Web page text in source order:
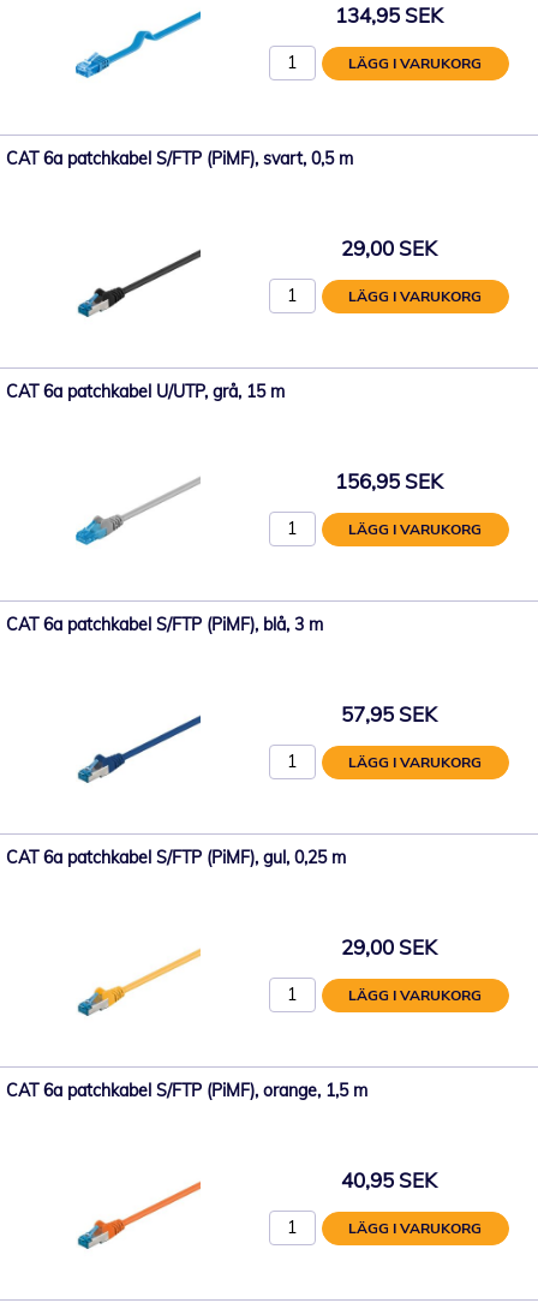
134,95 SEK
LÄGG I VARUKORG
CAT 6a patchkabel S/FTP (PiMF), svart, 0,5 m
29,00 SEK
LÄGG I VARUKORG
CAT 6a patchkabel U/UTP, grå, 15 m
156,95 SEK
LÄGG I VARUKORG
CAT 6a patchkabel S/FTP (PiMF), blå, 3 m
57,95 SEK
LÄGG I VARUKORG
CAT 6a patchkabel S/FTP (PiMF), gul, 0,25 m
29,00 SEK
LÄGG I VARUKORG
CAT 6a patchkabel S/FTP (PiMF), orange, 1,5 m
40,95 SEK
LÄGG I VARUKORG